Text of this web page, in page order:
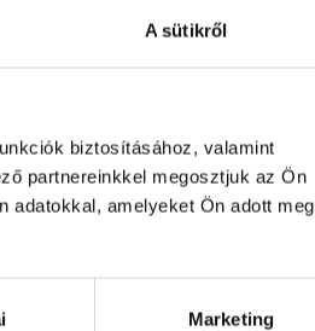
A sütikről
biztosításához, valamint
partnereinkkel megosztjuk az Ön
adatokkal, amelyeket Ön adott meg
Marketing